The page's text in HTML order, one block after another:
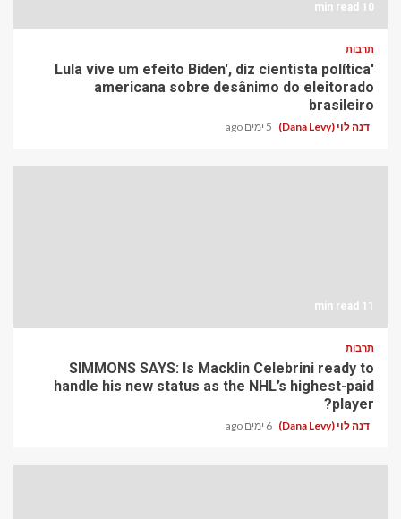
10 min read
תרבות
'Lula vive um efeito Biden', diz cientista política
americana sobre desânimo do eleitorado
brasileiro
דנה לוי (Dana Levy) 5 ימים ago
11 min read
תרבות
SIMMONS SAYS: Is Macklin Celebrini ready to
handle his new status as the NHL’s highest-paid
player?
דנה לוי (Dana Levy) 6 ימים ago